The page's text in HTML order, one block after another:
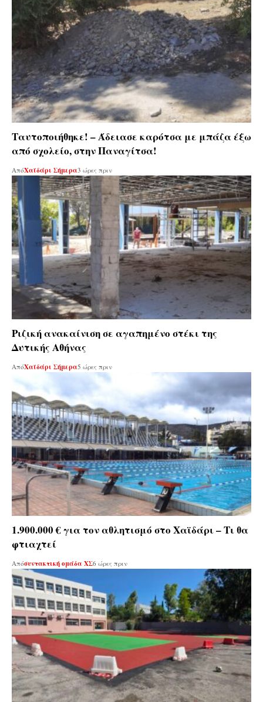
Ταυτοποιήθηκε! – Άδειασε καρότσα με μπάζα έξω
από σχολείο, στην Παναγίτσα!
ΑπόΧαϊδάρι Σήμερα3 ώρες πριν
Ριζική ανακαίνιση σε αγαπημένο στέκι της
Δυτικής Αθήνας
ΑπόΧαϊδάρι Σήμερα5 ώρες πριν
1.900.000 € για τον αθλητισμό στο Χαϊδάρι – Τι θα
φτιαχτεί
Απόσυντακτική ομάδα ΧΣ6 ώρες πριν